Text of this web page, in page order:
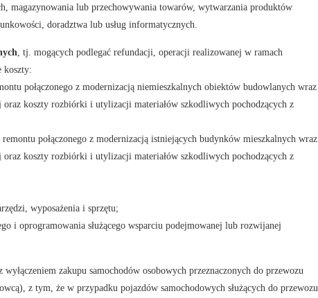
magazynowania lub przechowywania towarów, wytwarzania produktów
doradztwa lub usług informatycznych.
, tj. mogących podlegać refundacji, operacji realizowanej w ramach
koszty:
połączonego z modernizacją niemieszkalnych obiektów budowlanych wraz
oraz koszty rozbiórki i utylizacji materiałów szkodliwych pochodzących z
połączonego z modernizacją istniejących budynków mieszkalnych wraz
oraz koszty rozbiórki i utylizacji materiałów szkodliwych pochodzących z
wyposażenia i sprzętu;
i oprogramowania służącego wsparciu podejmowanej lub rozwijanej
zakupu samochodów osobowych przeznaczonych do przewozu
z tym, że w przypadku pojazdów samochodowych służących do przewozu